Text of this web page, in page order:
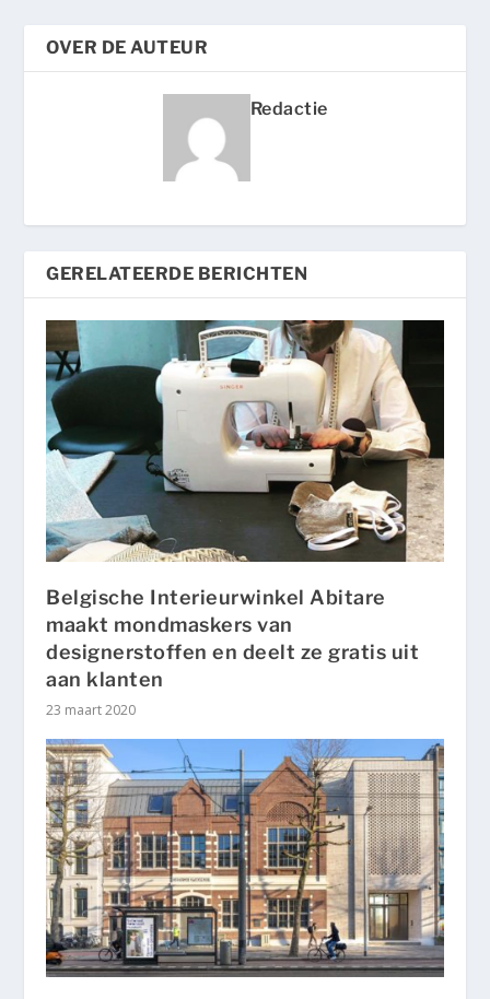
OVER DE AUTEUR
Redactie
GERELATEERDE BERICHTEN
Belgische Interieurwinkel Abitare
maakt mondmaskers van
designerstoffen en deelt ze gratis uit
aan klanten
23 maart 2020